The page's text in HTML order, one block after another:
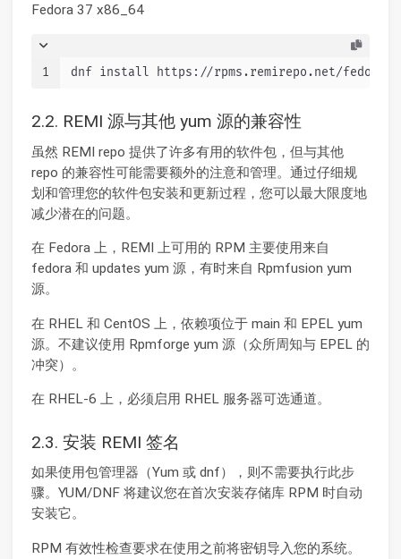
Fedora 37 x86_64
1 dnf install https://rpms.remirepo.net/fedora/
2.2. REMI 源与其他 yum 源的兼容性
虽然 REMI repo 提供了许多有用的软件包，但与其他
repo 的兼容性可能需要额外的注意和管理。通过仔细规
划和管理您的软件包安装和更新过程，您可以最大限度地
减少潜在的问题。
在 Fedora 上，REMI 上可用的 RPM 主要使用来自
fedora 和 updates yum 源，有时来自 Rpmfusion yum
源。
在 RHEL 和 CentOS 上，依赖项位于 main 和 EPEL yum
源。不建议使用 Rpmforge yum 源（众所周知与 EPEL 的
冲突）。
在 RHEL-6 上，必须启用 RHEL 服务器可选通道。
2.3. 安装 REMI 签名
如果使用包管理器（Yum 或 dnf），则不需要执行此步
骤。YUM/DNF 将建议您在首次安装存储库 RPM 时自动
安装它。
RPM 有效性检查要求在使用之前将密钥导入您的系统。